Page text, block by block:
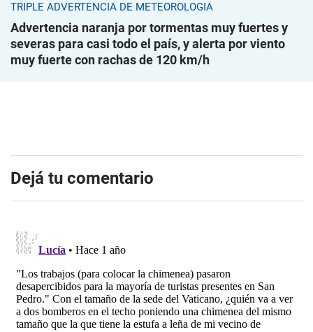
TRIPLE ADVERTENCIA DE METEOROLOGÍA
Advertencia naranja por tormentas muy fuertes y
severas para casi todo el país, y alerta por viento
muy fuerte con rachas de 120 km/h
Dejá tu comentario